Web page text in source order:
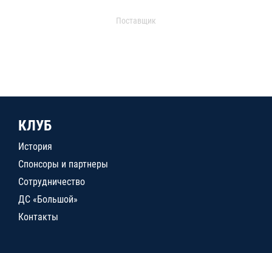
Поставщик
КЛУБ
История
Спонсоры и партнеры
Сотрудничество
ДС «Большой»
Контакты